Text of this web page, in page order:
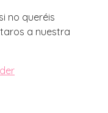
no queréis
a nuestra